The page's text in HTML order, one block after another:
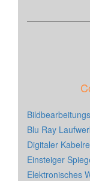
Blu Ray
Digitaler
Einsteiger
Elektronisches